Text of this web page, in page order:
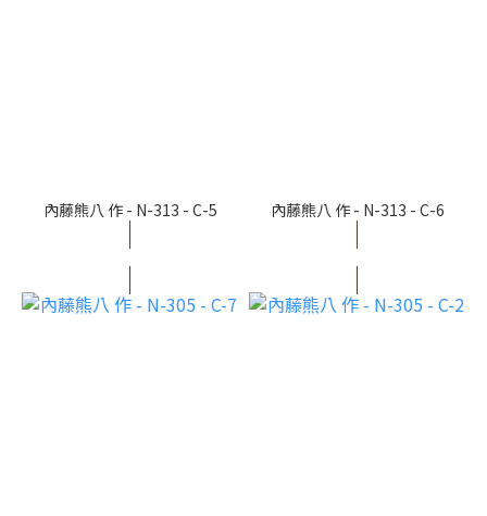
內藤熊八 作 - N-313 - C-5 內藤熊八 作 - N-313 - C-6